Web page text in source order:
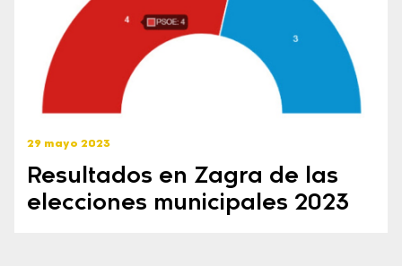
29 mayo 2023
Resultados en Zagra de las
elecciones municipales 2023